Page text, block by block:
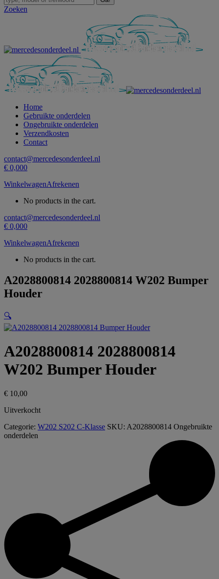
Zoeken
Home
Gebruikte onderdelen
Ongebruikte onderdelen
Verzendkosten
Contact
contact@mercedesonderdeel.nl
€ 0,000
WinkelwagenAfrekenen
No products in the cart.
contact@mercedesonderdeel.nl
€ 0,000
WinkelwagenAfrekenen
No products in the cart.
A2028800814 2028800814 W202 Bumper
Houder
🔍
A2028800814 2028800814
W202 Bumper Houder
€ 10,00
Uitverkocht
Categorie: W202 S202 C-Klasse SKU: A2028800814 Ongebruikte
onderdelen